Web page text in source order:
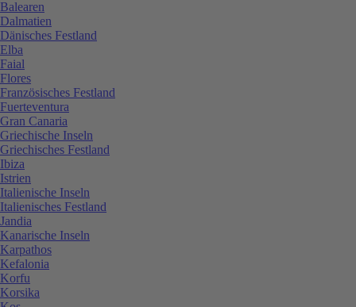
Balearen
Dalmatien
Dänisches Festland
Elba
Faial
Flores
Französisches Festland
Fuerteventura
Gran Canaria
Griechische Inseln
Griechisches Festland
Ibiza
Istrien
Italienische Inseln
Italienisches Festland
Jandia
Kanarische Inseln
Karpathos
Kefalonia
Korfu
Korsika